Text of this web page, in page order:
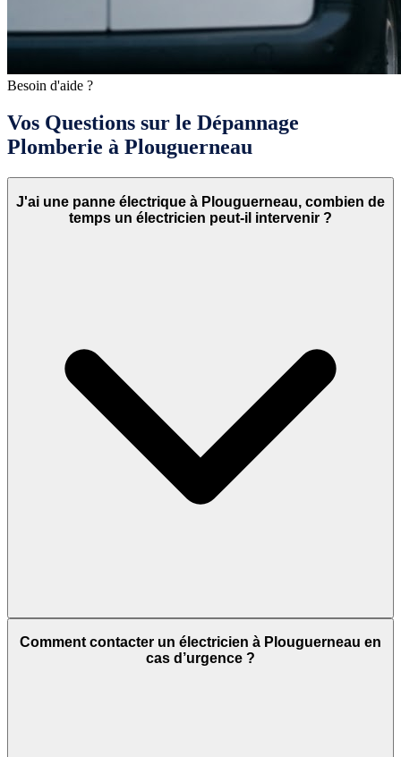
Besoin d'aide ?
Vos Questions sur le Dépannage
Plomberie à Plouguerneau
J'ai une panne électrique à Plouguerneau, combien de
temps un électricien peut-il intervenir ?
Comment contacter un électricien à Plouguerneau en
cas d’urgence ?